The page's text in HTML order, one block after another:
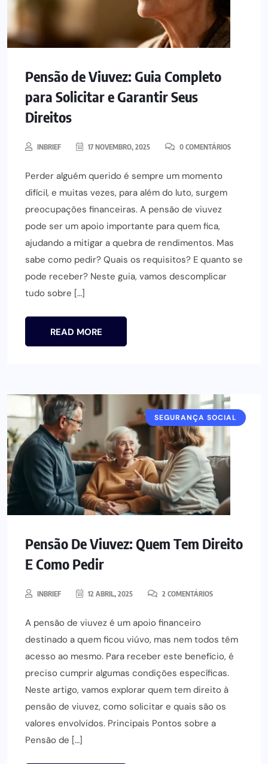
Pensão de Viuvez: Guia Completo
para Solicitar e Garantir Seus
Direitos
INBRIEF 17 NOVEMBRO, 2025 0 COMENTÁRIOS
Perder alguém querido é sempre um momento
difícil, e muitas vezes, para além do luto, surgem
preocupações financeiras. A pensão de viuvez
pode ser um apoio importante para quem fica,
ajudando a mitigar a quebra de rendimentos. Mas
sabe como pedir? Quais os requisitos? E quanto se
pode receber? Neste guia, vamos descomplicar
tudo sobre […]
READ MORE
SEGURANÇA SOCIAL
Pensão De Viuvez: Quem Tem Direito
E Como Pedir
INBRIEF 12 ABRIL, 2025 2 COMENTÁRIOS
A pensão de viuvez é um apoio financeiro
destinado a quem ficou viúvo, mas nem todos têm
acesso ao mesmo. Para receber este benefício, é
preciso cumprir algumas condições específicas.
Neste artigo, vamos explorar quem tem direito à
pensão de viuvez, como solicitar e quais são os
valores envolvidos. Principais Pontos sobre a
Pensão de […]